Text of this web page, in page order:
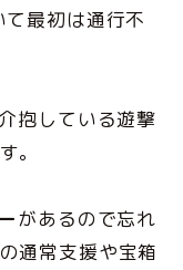
最初は通行不
抱している遊撃
。
があるので忘れ
通常支援や宝箱